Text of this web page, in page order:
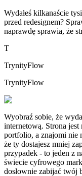
Wydałeś kilkanaście
przed redesignem?
naprawdę sprawia, że
T
TrynityFlow
TrynityFlow
Wyobraź sobie, że
internetową. Strona
portfolio, a znajomi nie
że ty dostajesz mniej
przypadek - to jeden z
świecie cyfrowego
dosłownie zabijać twój